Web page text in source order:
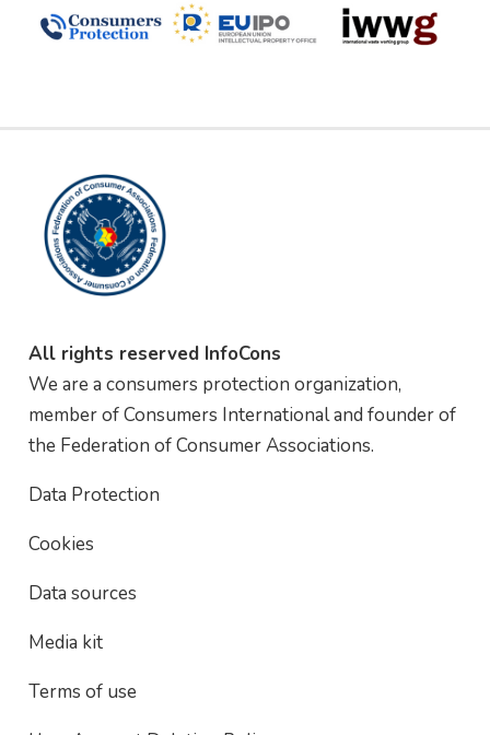
All rights reserved InfoCons
We are a consumers protection organization,
member of Consumers International and founder of
the Federation of Consumer Associations.
Data Protection
Cookies
Data sources
Media kit
Terms of use